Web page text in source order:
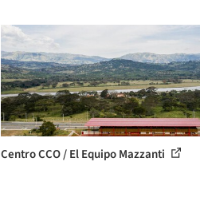
Centro CCO / El Equipo Mazzanti